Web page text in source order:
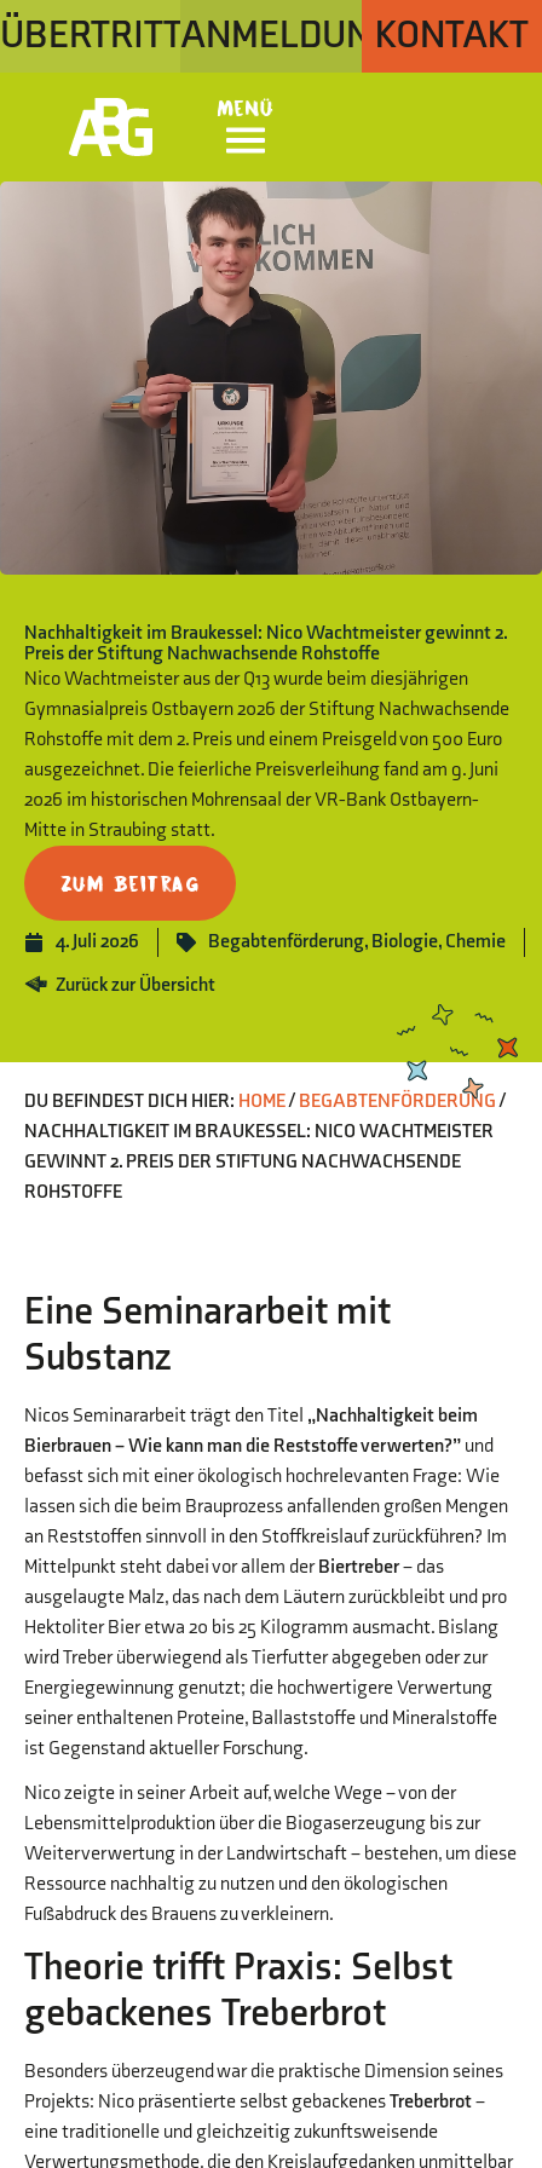
ÜBERTRITTANMELDUNGKONTAKT
Menü
Nachhaltigkeit im Braukessel: Nico Wachtmeister gewinnt 2.
Preis der Stiftung Nachwachsende Rohstoffe
Nico Wachtmeister aus der Q13 wurde beim diesjährigen
Gymnasialpreis Ostbayern 2026 der Stiftung Nachwachsende
Rohstoffe mit dem 2. Preis und einem Preisgeld von 500 Euro
ausgezeichnet. Die feierliche Preisverleihung fand am 9. Juni
2026 im historischen Mohrensaal der VR-Bank Ostbayern-
Mitte in Straubing statt.
Zum Beitrag
4. Juli 2026 Begabtenförderung, Biologie, Chemie
Zurück zur Übersicht
DU BEFINDEST DICH HIER: HOME/ BEGABTENFÖRDERUNG/
NACHHALTIGKEIT IM BRAUKESSEL: NICO WACHTMEISTER
GEWINNT 2. PREIS DER STIFTUNG NACHWACHSENDE
ROHSTOFFE
Eine Seminararbeit mit
Substanz
Nicos Seminararbeit trägt den Titel „Nachhaltigkeit beim
Bierbrauen – Wie kann man die Reststoffe verwerten?” und
befasst sich mit einer ökologisch hochrelevanten Frage: Wie
lassen sich die beim Brauprozess anfallenden großen Mengen
an Reststoffen sinnvoll in den Stoffkreislauf zurückführen? Im
Mittelpunkt steht dabei vor allem derBiertreber– das
ausgelaugte Malz, das nach dem Läutern zurückbleibt und pro
Hektoliter Bier etwa 20 bis 25 Kilogramm ausmacht. Bislang
wird Treber überwiegend als Tierfutter abgegeben oder zur
Energiegewinnung genutzt; die hochwertigere Verwertung
seiner enthaltenen Proteine, Ballaststoffe und Mineralstoffe
ist Gegenstand aktueller Forschung.
Nico zeigte in seiner Arbeit auf, welche Wege – von der
Lebensmittelproduktion über die Biogaserzeugung bis zur
Weiterverwertung in der Landwirtschaft – bestehen, um diese
Ressource nachhaltig zu nutzen und den ökologischen
Fußabdruck des Brauens zu verkleinern.
Theorie trifft Praxis: Selbst
gebackenes Treberbrot
Besonders überzeugend war die praktische Dimension seines
Projekts: Nico präsentierte selbst gebackenesTreberbrot–
eine traditionelle und gleichzeitig zukunftsweisende
Verwertungsmethode, die den Kreislaufgedanken unmittelbar